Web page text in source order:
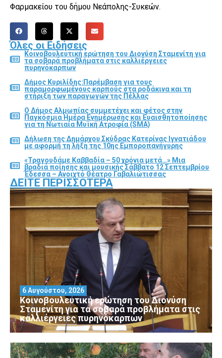
Φαρμακείου του δήμου Νεάπολης-Συκεών.
Όλες οι Ειδήσεις
Κοινοβουλευτική ερώτηση του Διονύση Σταμενίτη για
τα σοβαρά προβλήματα στις καλλιέργειες
πυρηνόκαρπων
Δήμος Κυριλίδης:Παρέμβαση για τους
παραμορφωμένους καρπούς στα ροδάκινα και τη
στήριξη των παραγωγών της Πέλλας
Ο Δήμος Αλμωπίας συμμετέχει και φέτος στην
Παγκόσμια Ημέρα Ενημέρωσης και Ευαισθητοποίησης
για τη Νωτιαία Μυϊκή Ατροφία (SMA)
Δήλωση της Δημάρχου Σκύδρας Κατερίνας Ιγνατιάδου
με αφορμή τη λήξη της 10ης Εμποροπανήγυρης
«Τραγουδάμε Καββαδία – 50 χρόνια μετά…» Μια
βραδιά ποίησης και μουσικής Σάββατο 12 Σεπτεμβρίου
Έδεσσα – Ανοιχτό Θέατρο Γαβαλιώτισσας
ΔΕΊΤΕ ΠΕΡΙΣΣΌΤΕΡΑ
Κοινοβουλευτική ερώτηση του Διονύση
Σταμενίτη για τα σοβαρά προβλήματα στις
καλλιέργειες πυρηνόκαρπων
6 Αυγούστου, 2026